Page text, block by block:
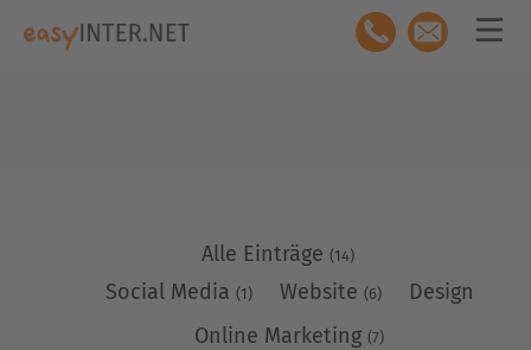
Alle Einträge (14)
Social Media (1) Website (6)
Design
Online Marketing (7)